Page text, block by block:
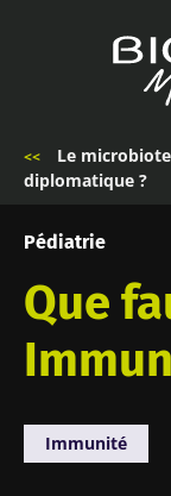
Fil
d'Ariane
Le
diplomatique ?
Pédiatrie
Que
Immunité